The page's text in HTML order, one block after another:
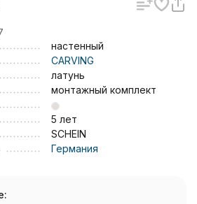
настенный
CARVING
латунь
монтажный комплект
5 лет
SCHEIN
Германия